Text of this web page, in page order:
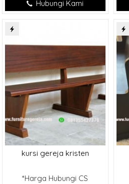
Hubungi Kami
kursi gereja kristen
*Harga Hubungi CS